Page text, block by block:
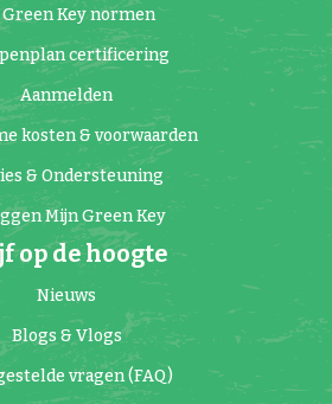
Green Key normen
certificering
Aanmelden
kosten & voorwaarden
& Ondersteuning
Mijn Green Key
op de hoogte
Nieuws
Blogs & Vlogs
vragen (FAQ)